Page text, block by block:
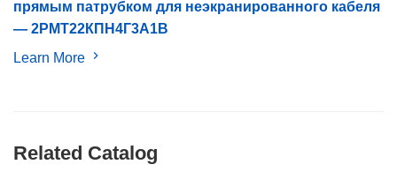
прямым патрубком для неэкранированного кабеля
— 2РМТ22КПН4Г3А1В
Learn More
Related Catalog